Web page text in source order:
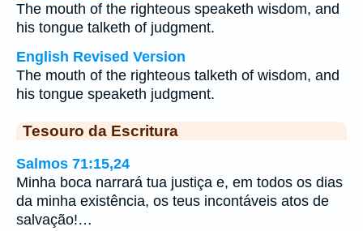
The mouth of the righteous speaketh wisdom, and
his tongue talketh of judgment.
English Revised Version
The mouth of the righteous talketh of wisdom, and
his tongue speaketh judgment.
Tesouro da Escritura
Salmos 71:15,24
Minha boca narrará tua justiça e, em todos os dias
da minha existência, os teus incontáveis atos de
salvação!…